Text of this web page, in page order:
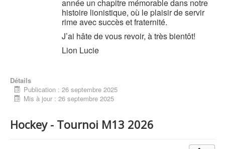
année un chapitre mémorable dans notre
histoire lionistique, où le plaisir de servir
rime avec succès et fraternité.
J’ai hâte de vous revoir, à très bientôt!
Lion Lucie
Détails
Publication : 26 septembre 2025
Mis à jour : 26 septembre 2025
Hockey - Tournoi M13 2026